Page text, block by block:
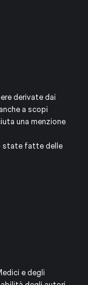
derivate dai
a scopi
una menzione
state fatte delle
e degli